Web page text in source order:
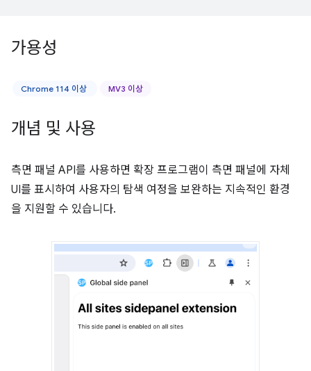
가용성
Chrome 114 이상 MV3 이상
개념 및 사용
측면 패널 API를 사용하면 확장 프로그램이 측면 패널에 자체
UI를 표시하여 사용자의 탐색 여정을 보완하는 지속적인 환경
을 지원할 수 있습니다.